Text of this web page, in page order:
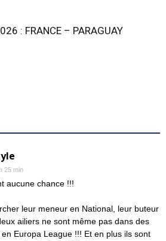
: FRANCE – PARAGUAY
25 min
aucune chance !!!
leur meneur en National, leur buteur
ailiers ne sont même pas dans des
Europa League !!! Et en plus ils sont